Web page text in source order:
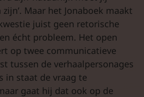
Maar het Jonaboek maakt
juist geen retorische
écht probleem. Het open
op twee communicatieve
tussen de verhaalpersonages
in staat de vraag te
gaat hij dat ook op de